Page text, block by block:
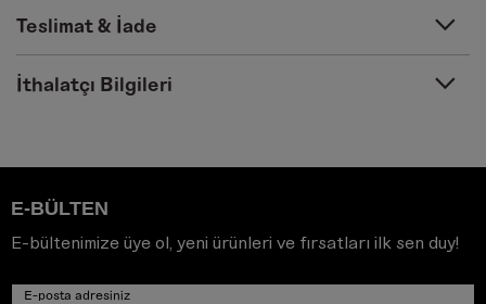
Teslimat & İade
İthalatçı Bilgileri
E-BÜLTEN
E-bültenimize üye ol, yeni ürünleri ve fırsatları ilk sen duy!
E-posta adresiniz